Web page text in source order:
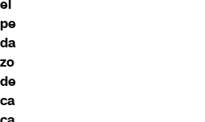
el
pe
da
zo
de
ca